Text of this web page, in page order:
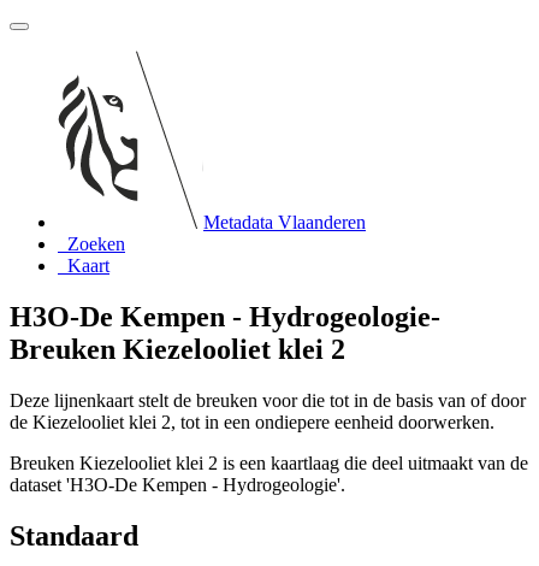
Metadata Vlaanderen
Zoeken
Kaart
H3O-De Kempen - Hydrogeologie-
Breuken Kiezelooliet klei 2
Deze lijnenkaart stelt de breuken voor die tot in de basis van of door
de Kiezelooliet klei 2, tot in een ondiepere eenheid doorwerken.
Breuken Kiezelooliet klei 2 is een kaartlaag die deel uitmaakt van de
dataset 'H3O-De Kempen - Hydrogeologie'.
Standaard